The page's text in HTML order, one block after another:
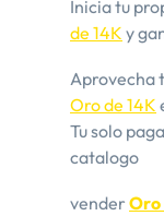
Inicia tu
de 14K y
Aprovecha
Oro de 14K
Tu solo
catalogo
vender Oro